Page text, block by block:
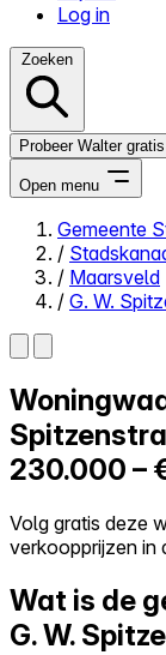
Log in
Zoeken
Probeer Walter gratis
Open menu
Close menu
Zelf kopen
Alles-in-één
Reviews
Prijzen
Log in
Probeer Walter gratis
Gemeente
/
/ Maarsveld
/ G. W.
230.000 –
Volg gratis deze
verkoopprijzen in
Wat is de
G. W.